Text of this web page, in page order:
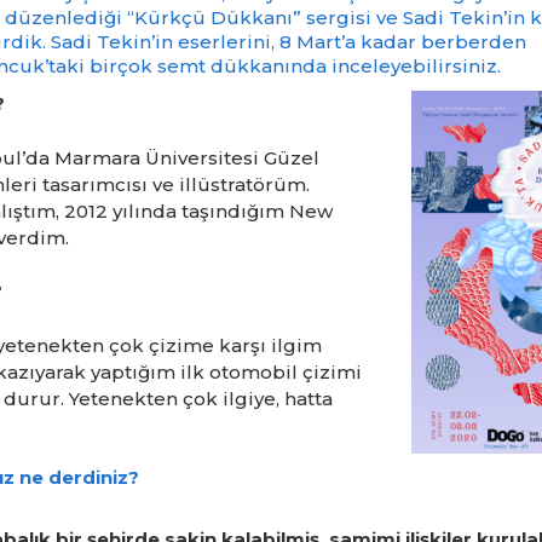
“Kürkçü Dükkanı” sergisi ve Sadi Tekin’in
Sadi Tekin’in eserlerini, 8 Mart’a kadar berberden
birçok semt dükkanında inceleyebilirsiniz.
Marmara Üniversitesi Güzel
tasarımcısı ve illüstratörüm.
2012 yılında taşındığım New
çok çizime karşı ilgim
yaptığım ilk otomobil çizimi
Yetenekten çok ilgiye, hatta
ne derdiniz?